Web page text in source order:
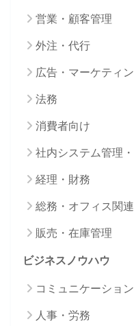
営業・顧客管理
外注・代行
広告・マーケティ
法務
消費者向け
社内システム管理
経理・財務
総務・オフィス関連
販売・在庫管理
ビジネスノウハウ
コミュニケーション
人事・労務